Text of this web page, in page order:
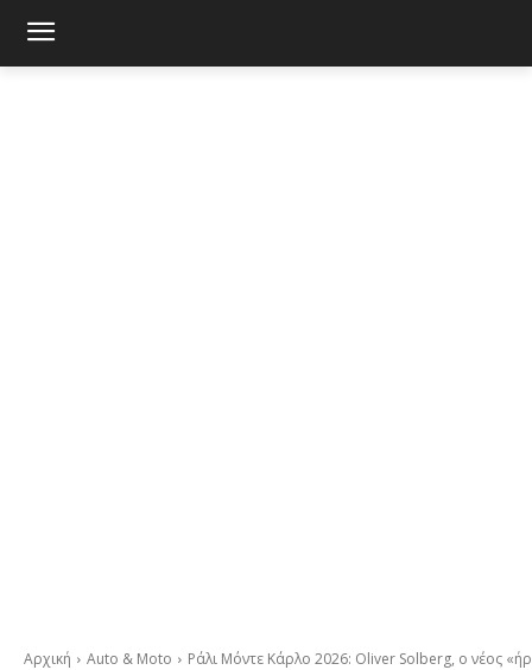
Αρχική Auto & Moto Ράλι Μόντε Κάρλο 2026: Oliver Solberg, ο νέος